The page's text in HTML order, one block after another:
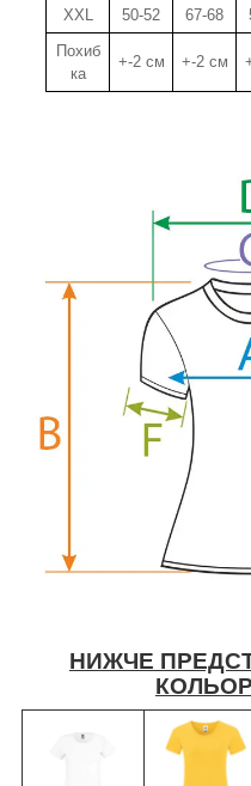
XXL
50-52 67-68
Похиб
ка
+-2 см +-2 см
НИЖЧЕ